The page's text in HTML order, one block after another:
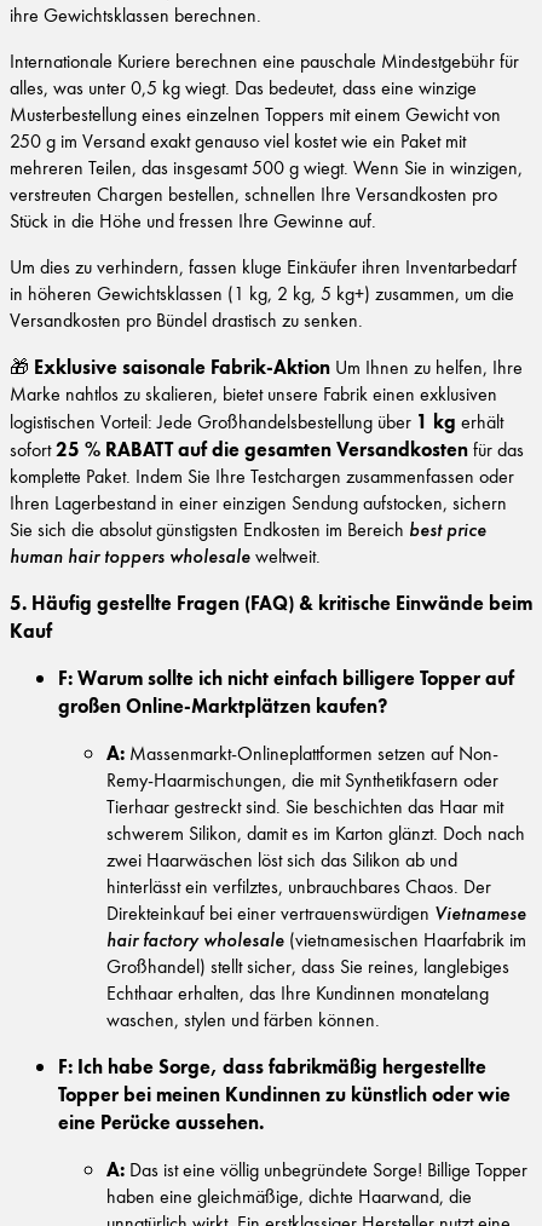
ihre Gewichtsklassen berechnen.
Internationale Kuriere berechnen eine pauschale Mindestgebühr für
alles, was unter 0,5 kg wiegt. Das bedeutet, dass eine winzige
Musterbestellung eines einzelnen Toppers mit einem Gewicht von
250 g im Versand exakt genauso viel kostet wie ein Paket mit
mehreren Teilen, das insgesamt 500 g wiegt. Wenn Sie in winzigen,
verstreuten Chargen bestellen, schnellen Ihre Versandkosten pro
Stück in die Höhe und fressen Ihre Gewinne auf.
Um dies zu verhindern, fassen kluge Einkäufer ihren Inventarbedarf
in höheren Gewichtsklassen (1 kg, 2 kg, 5 kg+) zusammen, um die
Versandkosten pro Bündel drastisch zu senken.
🎁 Exklusive saisonale Fabrik-Aktion Um Ihnen zu helfen, Ihre
Marke nahtlos zu skalieren, bietet unsere Fabrik einen exklusiven
logistischen Vorteil: Jede Großhandelsbestellung über 1 kg erhält
sofort25 % RABATT auf die gesamten Versandkostenfür das
komplette Paket. Indem Sie Ihre Testchargen zusammenfassen oder
Ihren Lagerbestand in einer einzigen Sendung aufstocken, sichern
Sie sich die absolut günstigsten Endkosten im Bereich best price
human hair toppers wholesaleweltweit.
5. Häufig gestellte Fragen (FAQ) & kritische Einwände beim
Kauf
F: Warum sollte ich nicht einfach billigere Topper auf
großen Online-Marktplätzen kaufen?
A: Massenmarkt-Onlineplattformen setzen auf Non-
Remy-Haarmischungen, die mit Synthetikfasern oder
Tierhaar gestreckt sind. Sie beschichten das Haar mit
schwerem Silikon, damit es im Karton glänzt. Doch nach
zwei Haarwäschen löst sich das Silikon ab und
hinterlässt ein verfilztes, unbrauchbares Chaos. Der
Direkteinkauf bei einer vertrauenswürdigen Vietnamese
hair factory wholesale (vietnamesischen Haarfabrik im
Großhandel) stellt sicher, dass Sie reines, langlebiges
Echthaar erhalten, das Ihre Kundinnen monatelang
waschen, stylen und färben können.
F: Ich habe Sorge, dass fabrikmäßig hergestellte
Topper bei meinen Kundinnen zu künstlich oder wie
eine Perücke aussehen.
A: Das ist eine völlig unbegründete Sorge! Billige Topper
haben eine gleichmäßige, dichte Haarwand, die